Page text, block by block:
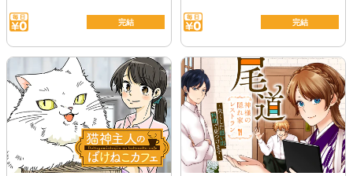
完結 完結